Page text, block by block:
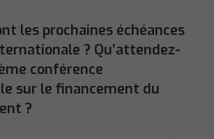
les prochaines échéances
? Qu’attendez-
conférence
sur le financement du
?